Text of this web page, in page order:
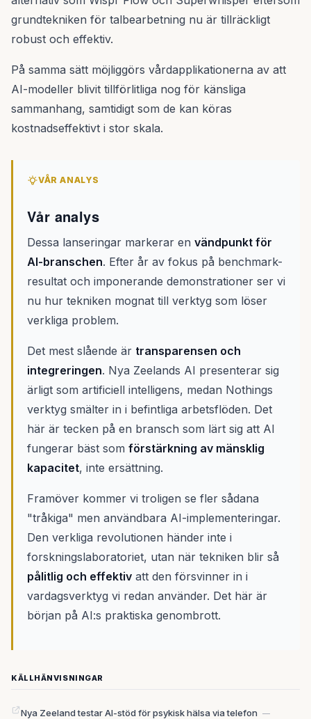
grundtekniken för talbearbetning nu är tillräckligt
robust och effektiv.
På samma sätt möjliggörs vårdapplikationerna av att
AI-modeller blivit tillförlitliga nog för känsliga
sammanhang, samtidigt som de kan köras
kostnadseffektivt i stor skala.
VÅR ANALYS
Vår analys
Dessa lanseringar markerar en vändpunkt för
AI-branschen. Efter år av fokus på benchmark-
resultat och imponerande demonstrationer ser vi
nu hur tekniken mognat till verktyg som löser
verkliga problem.
Det mest slående är transparensen och
integreringen. Nya Zeelands AI presenterar sig
ärligt som artificiell intelligens, medan Nothings
verktyg smälter in i befintliga arbetsflöden. Det
här är tecken på en bransch som lärt sig att AI
fungerar bäst som förstärkning av mänsklig
kapacitet, inte ersättning.
Framöver kommer vi troligen se fler sådana
"tråkiga" men användbara AI-implementeringar.
Den verkliga revolutionen händer inte i
forskningslaboratoriet, utan när tekniken blir så
pålitlig och effektiv att den försvinner in i
vardagsverktyg vi redan använder. Det här är
början på AI:s praktiska genombrott.
KÄLLHÄNVISNINGAR
Nya Zeeland testar AI-stöd för psykisk hälsa via telefon —